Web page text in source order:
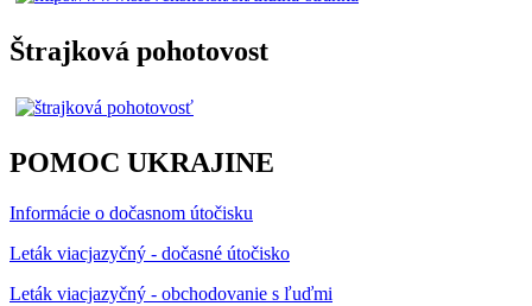
Štrajková pohotovost
POMOC UKRAJINE
Informácie o dočasnom útočisku
Leták viacjazyčný - dočasné útočisko
Leták viacjazyčný - obchodovanie s ľuďmi